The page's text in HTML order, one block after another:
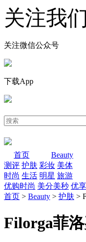
关注我们
关注微信公众号
下载App
首页 Beauty
测评 护肤 彩妆 美体
时尚 生活 明星 旅游
优购时尚 美分美秒 优
首页 > Beauty > 护肤 >
Filorga菲